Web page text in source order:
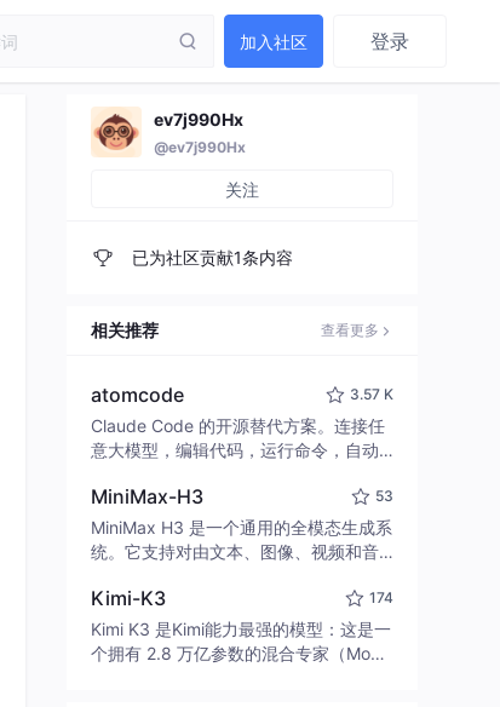
加入社区 登录
ev7j990Hx
@ev7j990Hx
关注
已为社区贡献1条内容
相关推荐 查看更多
atomcode 3.57 K
Claude Code 的开源替代方案。连接任
意大模型，编辑代码，运行命令，自动
致性能。 ｜ An open-source alternativ
e to Claude Code. Connect any LLM,
edit code, run commands, and verify
MiniMax-H3 53
MiniMax H3 是一个通用的全模态生成系
统。它支持对由文本、图像、视频和音
并能生成分辨率高达 2K、时长可达 15
秒的带原生立体声音频的视频。得益于
面向任务泛化的系统设计，H3 在预训练
Kimi-K3 174
Kimi K3 是Kimi能力最强的模型：这是一
个拥有 2.8 万亿参数的混合专家（Mo